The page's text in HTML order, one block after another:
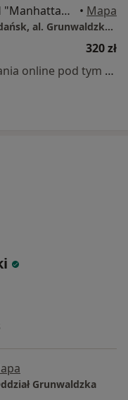
Grunwaldzka 82, Gdańskie CH "Manhattan", Gdańsk • Mapa
Centrum Medyczne POLMED – Gdańsk, al. Grunwaldzka 82
320 zł
Specjalista nie oferuje umawiania online pod tym adresem.
Grunwaldzka